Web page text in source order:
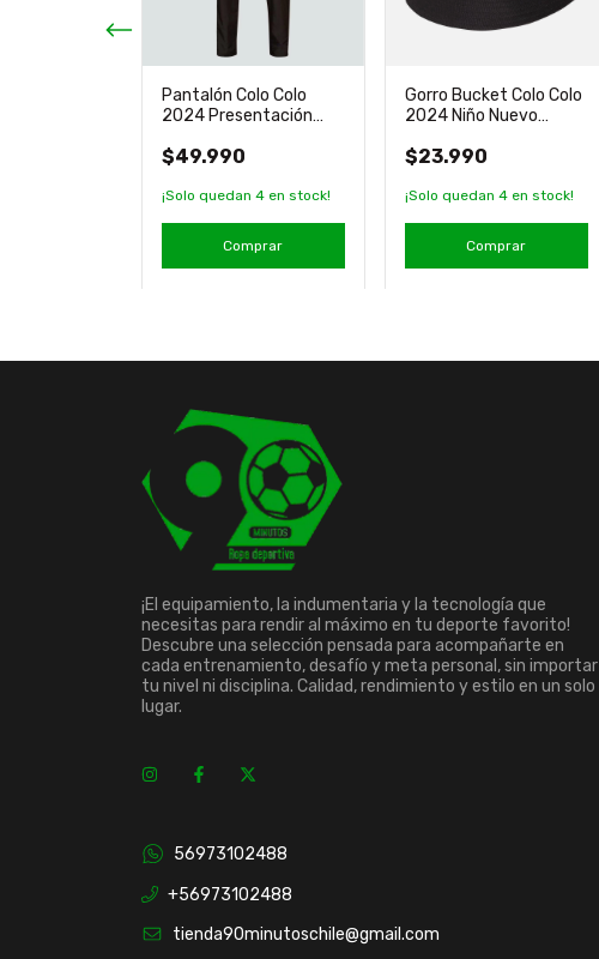
Pantalón Colo Colo
2024 Presentación
$49.990
¡Solo quedan 4 en stock!
Comprar
Gorro Bucket Colo Colo
2024 Niño Nuevo
$23.990
¡Solo quedan 4en stock!
Comprar
¡El equipamiento, la indumentaria y la tecnología que
necesitas para rendir al máximo en tu deporte favorito!
Descubre una selección pensada para acompañarte en
cada entrenamiento, desafío y meta personal, sin importar
tu nivel ni disciplina. Calidad, rendimiento y estilo en un solo
lugar.
56973102488
+56973102488
tienda90minutoschile@gmail.com